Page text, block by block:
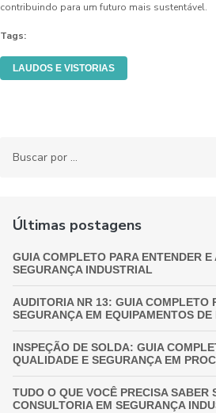
contribuindo para um futuro mais sustentável.
Tags:
LAUDOS E VISTORIAS
Últimas postagens
GUIA COMPLETO PARA ENTENDER
SEGURANÇA INDUSTRIAL
AUDITORIA NR 13: GUIA COMPLETO
SEGURANÇA EM EQUIPAMENTOS DE
INSPEÇÃO DE SOLDA: GUIA
QUALIDADE E SEGURANÇA EM
TUDO O QUE VOCÊ PRECISA SABER
CONSULTORIA EM SEGURANÇA